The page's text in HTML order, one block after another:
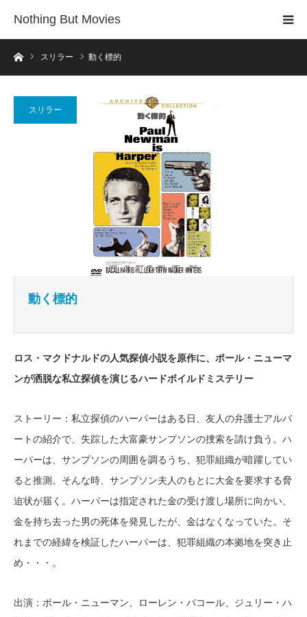
Nothing But Movies
ホームスリラー 動く標的
スリラー
動く標的
ロス・マクドナルドの人気探偵小説を原作に、ポール・ニューマ
ンが洒脱な私立探偵を演じるハードボイルドミステリー
ストーリー：私立探偵のハーパーはある日、友人の弁護士アルバ
ートの紹介で、失踪した大富豪サンプソンの捜索を請け負う。ハ
ーパーは、サンプソンの周囲を調るうち、犯罪組織が暗躍してい
ると推測。そんな時、サンプソン夫人のもとに大金を要求する脅
迫状が届く。ハーパーは指定された金の受け渡し場所に向かい、
金を持ち去った男の死体を発見したが、金はなくなっていた。そ
れまでの経緯を検証したハーパーは、犯罪組織の本拠地を突き止
め・・・。
出演：ポール・ニューマン、ローレン・バコール、ジュリー・ハ